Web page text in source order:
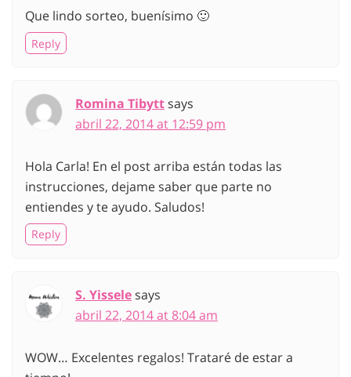
Que lindo sorteo, buenísimo 🙂
Reply
Romina Tibyttsays
abril 22, 2014 at 12:59 pm
Hola Carla! En el post arriba están todas las
instrucciones, dejame saber que parte no
entiendes y te ayudo. Saludos!
Reply
S. Yisselesays
abril 22, 2014 at 8:04 am
WOW… Excelentes regalos! Trataré de estar a